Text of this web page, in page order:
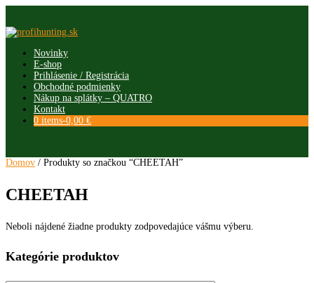
content
Novinky
E-shop
Prihlásenie / Registrácia
Obchodné podmienky
Nákup na splátky – QUATRO
Kontakt
0 items-0,00 €
Domov / Produkty so značkou “CHEETAH”
CHEETAH
Neboli nájdené žiadne produkty zodpovedajúce vášmu výberu.
Kategórie produktov